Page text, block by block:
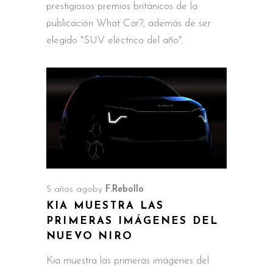
prestigiosos premios británicos de la
publicación What Car?, además de ser
elegido "SUV eléctrico del año".
5 años agoby F.Rebollo
KIA MUESTRA LAS
PRIMERAS IMÁGENES DEL
NUEVO NIRO
Kia muestra las primeras imágenes del